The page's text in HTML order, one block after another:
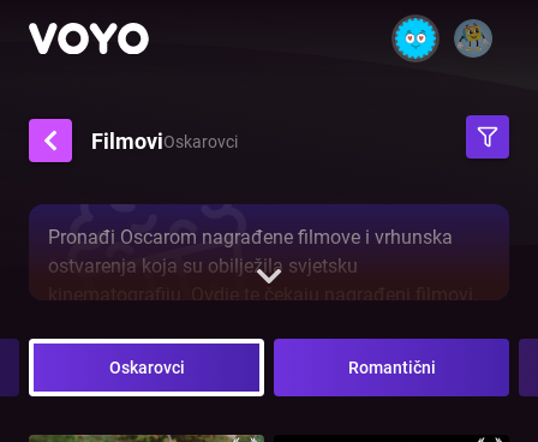
FilmoviOskarovci
Pronađi Oscarom nagrađene filmove i vrhunska
ostvarenja koja su obilježila svjetsku
kinematografiju. Ovdje te čekaju nagrađeni filmovi,
jednom mjestu.
Oskarovci Romantični